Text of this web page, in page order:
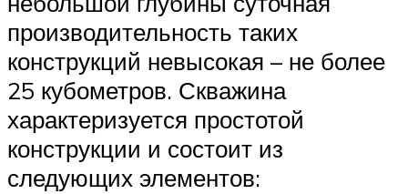
производительность таких
конструкций невысокая – не более
25 кубометров. Скважина
характеризуется простотой
конструкции и состоит из
следующих элементов: